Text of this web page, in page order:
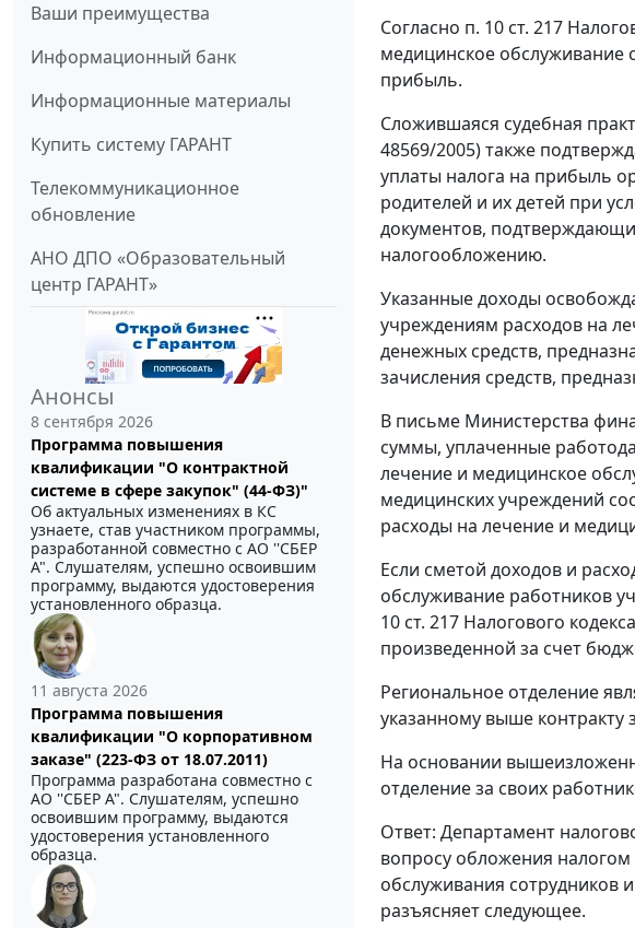
Ваши преимущества
Информационный банк
Информационные материалы
Купить систему ГАРАНТ
Телекоммуникационное
обновление
АНО ДПО «Образовательный
центр ГАРАНТ»
Анонсы
8 сентября 2026
Программа повышения
квалификации "О контрактной
системе в сфере закупок" (44-ФЗ)"
Об актуальных изменениях в КС
узнаете, став участником программы,
разработанной совместно с АО ''СБЕР
А". Слушателям, успешно освоившим
программу, выдаются удостоверения
установленного образца.
11 августа 2026
Программа повышения
квалификации "О корпоративном
заказе" (223-ФЗ от 18.07.2011)
Программа разработана совместно с
АО ''СБЕР А". Слушателям, успешно
освоившим программу, выдаются
удостоверения установленного
образца.
Согласно п. 10 ст. 217
медицинское обслуживание
прибыль.
Сложившаяся судебная
48569/2005) также
уплаты налога на прибыль
родителей и их детей при
документов,
налогообложению.
Указанные доходы
учреждениям расходов на
денежных средств,
зачисления средств,
В письме Министерства
суммы, уплаченные
лечение и медицинское
медицинских учреждений
расходы на лечение и
Если сметой доходов и
обслуживание работников
10 ст. 217 Налогового
произведенной за счет
Региональное отделение
указанному выше контракту
На основании
отделение за своих
Ответ: Департамент
вопросу обложения
обслуживания сотрудников
разъясняет следующее.